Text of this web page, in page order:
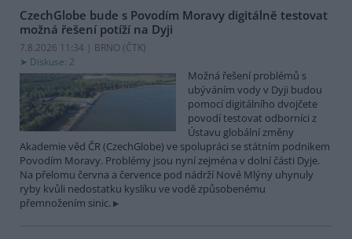
CzechGlobe bude s Povodím Moravy digitálně testovat
možná řešení potíží na Dyji
7.8.2026 11:34 | BRNO (ČTK)
Diskuse: 2
Možná řešení problémů s
ubýváním vody v Dyji budou
pomocí digitálního dvojčete
povodí testovat odborníci z
Ústavu globální změny
Akademie věd ČR (CzechGlobe) ve spolupráci se státním podnikem
Povodím Moravy. Problémy jsou nyní zejména v dolní části Dyje.
Na přelomu června a července pod nádrží Nové Mlýny uhynuly
ryby kvůli nedostatku kyslíku ve vodě způsobenému
přemnožením sinic.